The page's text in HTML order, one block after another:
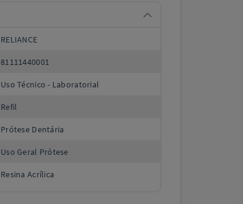
RELIANCE
81111440001
Uso Técnico - Laboratorial
Refil
Prótese Dentária
Uso Geral Prótese
Resina Acrílica